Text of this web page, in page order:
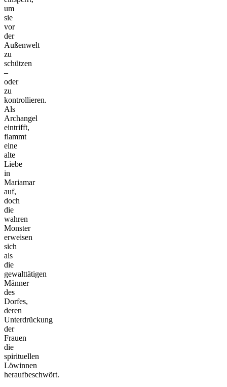
um
sie
vor
der
Außenwelt
zu
schützen
–
oder
zu
kontrollieren.
Als
Archangel
eintrifft,
flammt
eine
alte
Liebe
in
Mariamar
auf,
doch
die
wahren
Monster
erweisen
sich
als
die
gewalttätigen
Männer
des
Dorfes,
deren
Unterdrückung
der
Frauen
die
spirituellen
Löwinnen
heraufbeschwört.